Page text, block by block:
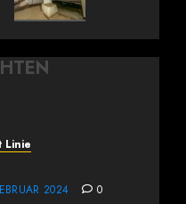
Linie
2024 0